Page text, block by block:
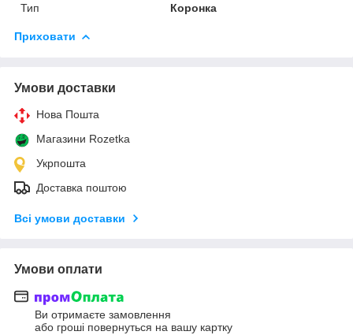
Тип
Коронка
Приховати
Умови доставки
Нова Пошта
Магазини Rozetka
Укрпошта
Доставка поштою
Всі умови доставки
Умови оплати
Ви отримаєте замовлення
або гроші повернуться на вашу картку